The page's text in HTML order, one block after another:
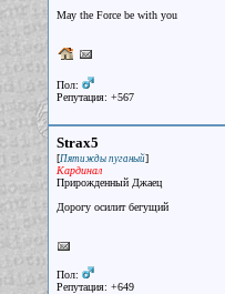
May the Force be with you
Пол:
Репутация: +567
Strax5
[Пятижды пуганый]
Кардинал
Прирожденный Джаец
Дорогу осилит бегущий
Пол:
Репутация: +649